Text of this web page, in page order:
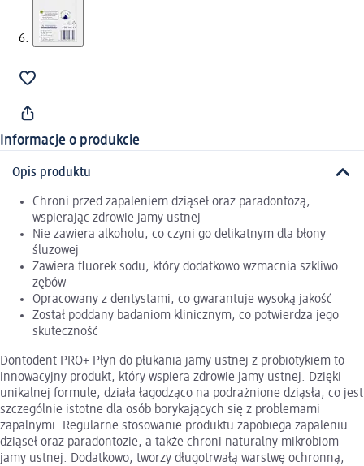
Informacje o produkcie
Opis produktu
Chroni przed zapaleniem dziąseł oraz paradontozą,
wspierając zdrowie jamy ustnej
Nie zawiera alkoholu, co czyni go delikatnym dla błony
śluzowej
Zawiera fluorek sodu, który dodatkowo wzmacnia szkliwo
zębów
Opracowany z dentystami, co gwarantuje wysoką jakość
Został poddany badaniom klinicznym, co potwierdza jego
skuteczność
Dontodent PRO+ Płyn do płukania jamy ustnej z probiotykiem to
innowacyjny produkt, który wspiera zdrowie jamy ustnej. Dzięki
unikalnej formule, działa łagodząco na podrażnione dziąsła, co jest
szczególnie istotne dla osób borykających się z problemami
zapalnymi. Regularne stosowanie produktu zapobiega zapaleniu
dziąseł oraz paradontozie, a także chroni naturalny mikrobiom
jamy ustnej. Dodatkowo, tworzy długotrwałą warstwę ochronną,